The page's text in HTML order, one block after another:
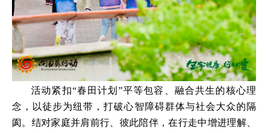
活动紧扣“春田计划”平等包容、融合共生的核心理
念，以徒步为纽带，打破心智障碍群体与社会大众的隔
阂。结对家庭并肩前行、彼此陪伴，在行走中增进理解、